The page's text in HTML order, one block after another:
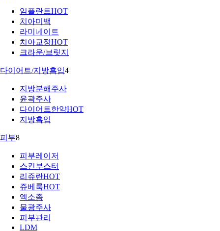
임플란트HOT
치아미백
라미네이트
치아교정HOT
크라운/브릿지
다이어트/지방흡입4
지방분해주사
윤곽주사
다이어트한약HOT
지방흡입
피부8
피부레이저
스킨부스터
리쥬란HOT
쥬베룩HOT
엑소좀
물광주사
피부관리
LDM